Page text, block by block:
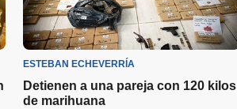
ESTEBAN ECHEVERRÍA
Detienen a una pareja con 120 kilos
de marihuana